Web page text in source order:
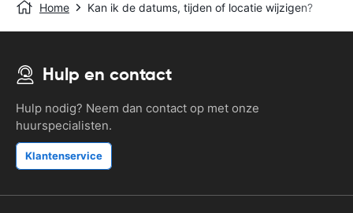
Home Kan ik de datums, tijden of locatie wijzigen?
Hulp en contact
Hulp nodig? Neem dan contact op met onze
huurspecialisten.
Klantenservice